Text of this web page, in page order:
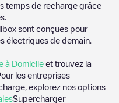
temps de recharge grâce
sont conçues pour
électriques de demain.
à Domicile et trouvez la
les entreprises
explorez nos options
Supercharger